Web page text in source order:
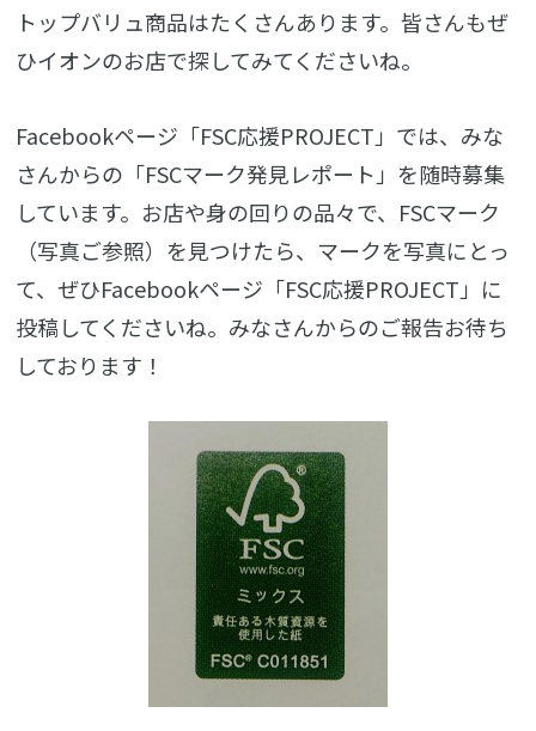
トップバリュ商品はたくさんあります。皆さんもぜ
ひイオンのお店で探してみてくださいね。
Facebookページ「FSC応援PROJECT」では、みな
さんからの「FSCマーク発見レポート」を随時募集
しています。お店や身の回りの品々で、FSCマーク
（写真ご参照）を見つけたら、マークを写真にとっ
て、ぜひFacebookページ「FSC応援PROJECT」に
投稿してくださいね。みなさんからのご報告お待ち
しております！